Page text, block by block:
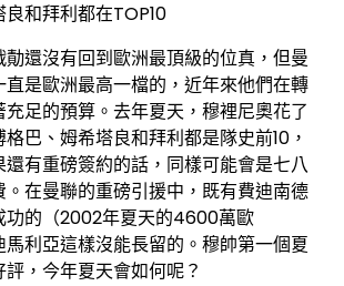
和拜利都在TOP10
還沒有回到歐洲最頂級的位真，但曼
是歐洲最高一檔的，近年來他們在轉
足的預算。去年夏天，穆裡尼奧花了
巴、姆希塔良和拜利都是隊史前10，
有重磅簽約的話，同樣可能會是七八
在曼聯的重磅引援中，既有費迪南德
功的（2002年夏天的4600萬歐
馬利亞這樣沒能長留的。穆帥第一個夏
，今年夏天會如何呢？